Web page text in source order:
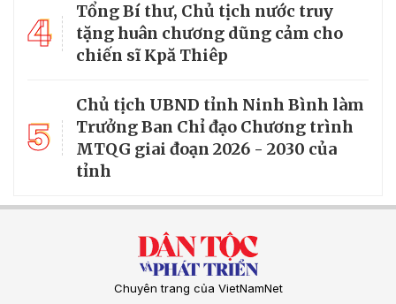
4
Tổng Bí thư, Chủ tịch nước truy
tặng huân chương dũng cảm cho
chiến sĩ Kpă Thiêp
5
Chủ tịch UBND tỉnh Ninh Bình làm
Trưởng Ban Chỉ đạo Chương trình
MTQG giai đoạn 2026 - 2030 của
tỉnh
Chuyên trang của VietNamNet